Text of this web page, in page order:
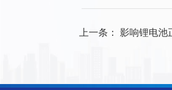
上一条： 影响锂电池